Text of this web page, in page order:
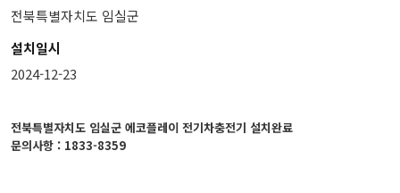
전북특별자치도 임실군
설치일시
2024-12-23
전북특별자치도 임실군 에코플레이 전기차충전기 설치완료
문의사항 : 1833-8359